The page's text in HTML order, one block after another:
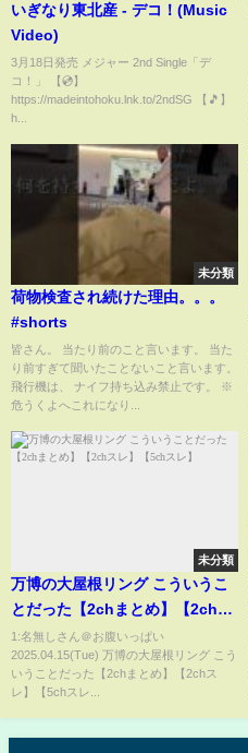
いぎなり東北産 - デコ！(Music
Video)
3月18日発売 メジャー 2nd Single「デ
コ！」 【💿】
https://madeintohoku.lnk.to/2ndSG 【🎵】
h...
未分類
荷物検査され続けた理由。。。
#shorts
皆さん。 当たり前のこと言います。 当た
り前すぎて聞いたことないこと言います。
飛行機は、 ナイフ持ち込み禁止です。 ※
危うくよへこれになり...
未分類
万博の大屋根リング こういうこ
とだった【2chまとめ】【2chス
レ】【5chスレ】
1:名無しさん＠お腹いっぱい
2025.04.15(Tue) 万博の大屋根リング こう
いうことだった【2chまとめ】【2chス
レ】【5chスレ...